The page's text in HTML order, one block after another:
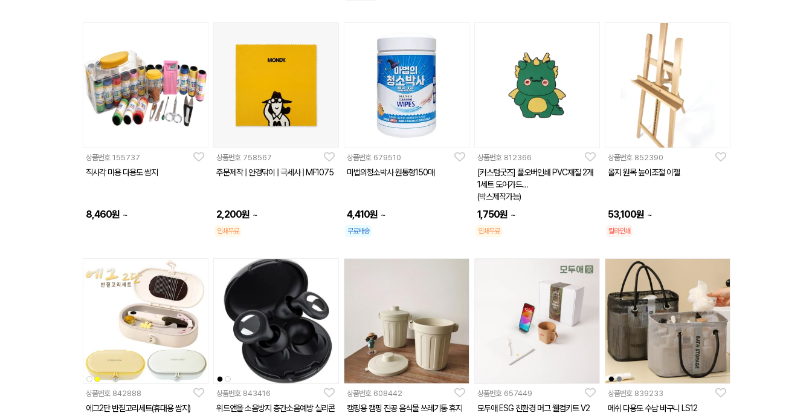
상품번호 155737
직사각 미용 다용도 쌈지
8,460원 ~
상품번호 758567
주문제작 | 안경닦이 | 극세사 | MF1075
2,200원 ~
인쇄무료
상품번호 679510
마법의청소박사 원통형150매
4,410원 ~
무료배송
상품번호 812366
[커스텀굿즈] 풀오버인쇄 PVC재질 2개
1세트 도어가드
(박스제작가능)
1,750원 ~
인쇄무료
상품번호 852390
올지 원목 높이조절 이젤
53,100원 ~
칼라인쇄
상품번호 842888
에그2단 반짇고리세트(휴대용 쌈지)
상품번호 843416
위드앤올 소음방지 층간소음예방 실리콘
상품번호 608442
캠핑용 캠핑 진공 음식물 쓰레기통 휴지
상품번호 657449
모두애 ESG 친환경 머그 웰컴키트 V2
상품번호 839233
메쉬 다용도 수납 바구니 LS12